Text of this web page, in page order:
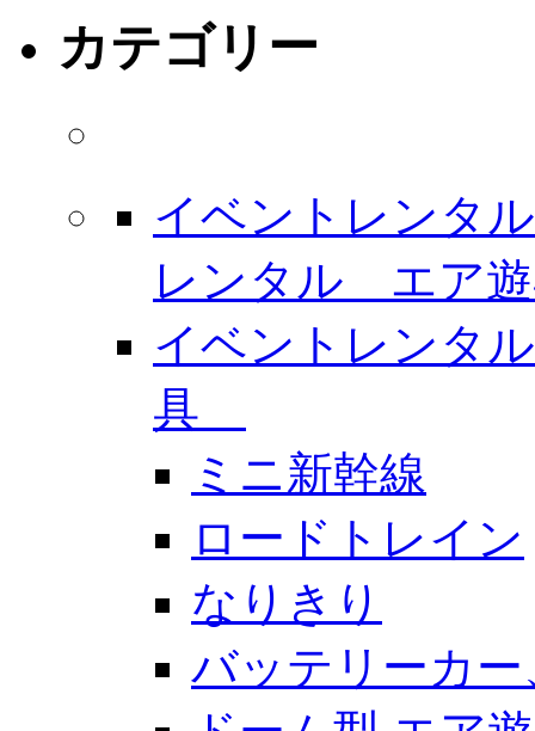
カテゴリー
イベントレンタ
レンタル エア
イベントレンタ
具
ミニ新幹線
ロードトレイン
なりきり
バッテリーカ